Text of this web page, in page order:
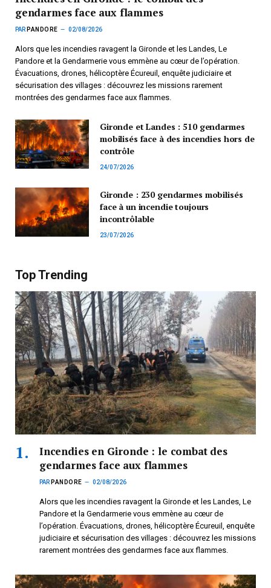
gendarmes face aux flammes
PAR PANDORE 02/08/2026
Alors que les incendies ravagent la Gironde et les Landes, Le
Pandore et la Gendarmerie vous emmène au cœur de l’opération.
Évacuations, drones, hélicoptère Écureuil, enquête judiciaire et
sécurisation des villages : découvrez les missions rarement
montrées des gendarmes face aux flammes.
Gironde et Landes : 510 gendarmes
mobilisés face à des incendies hors de
contrôle
24/07/2026
Gironde : 230 gendarmes mobilisés
face à un incendie toujours
incontrôlable
23/07/2026
Top Trending
Incendies en Gironde : le combat des
gendarmes face aux flammes
PAR PANDORE 02/08/2026
Alors que les incendies ravagent la Gironde et les Landes, Le
Pandore et la Gendarmerie vous emmène au cœur de
l’opération. Évacuations, drones, hélicoptère Écureuil, enquête
judiciaire et sécurisation des villages : découvrez les missions
rarement montrées des gendarmes face aux flammes.